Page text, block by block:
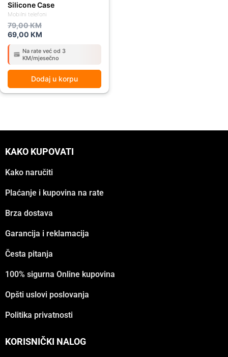
Mobilni telefoni
Silicone Case
79,00KM
69,00 KM
Na rate već od 3
KM/mjesečno
Dodaj u korpu
KAKO KUPOVATI
Kako naručiti
Plaćanje i kupovina na rate
Brza dostava
Garancija i reklamacija
Česta pitanja
100% sigurna Online kupovina
Opšti uslovi poslovanja
Politika privatnosti
KORISNIČKI NALOG